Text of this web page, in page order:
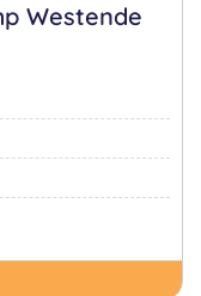
Westende